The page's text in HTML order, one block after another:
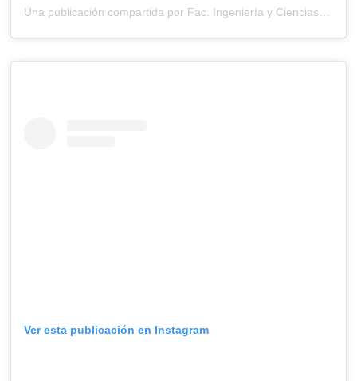
Ver esta publicación en Instagram